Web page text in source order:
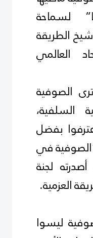
لسماحة
شيخ الطريقة
العالمي
الصوفية
السلفية،
بفضل
في
لجنة
العزمية.
ليسوا